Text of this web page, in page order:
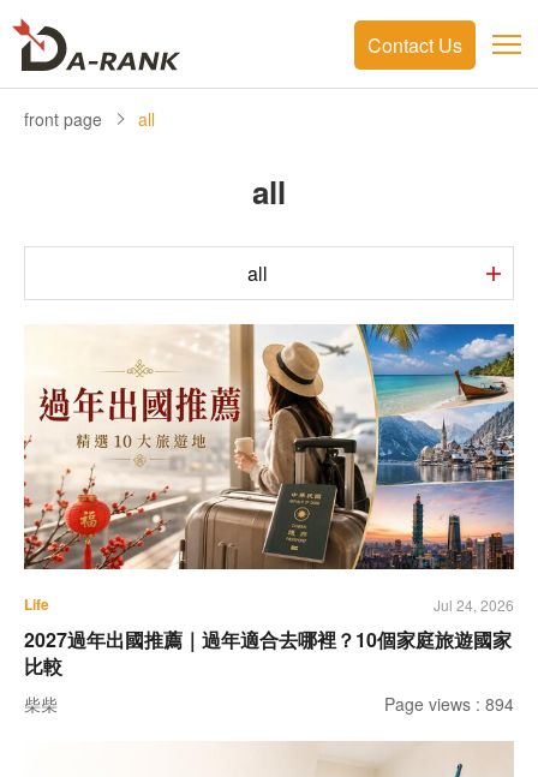
Contact Us
front page all
all
all
Life Jul 24, 2026
2027過年出國推薦｜過年適合去哪裡？10個家庭旅遊國家
比較
柴柴 Page views : 894